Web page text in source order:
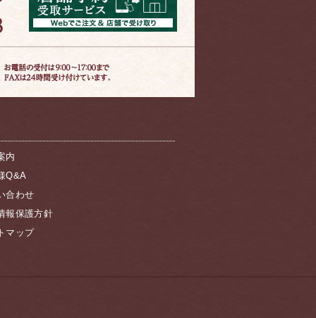
内
Q&A
合わせ
報保護方針
マップ